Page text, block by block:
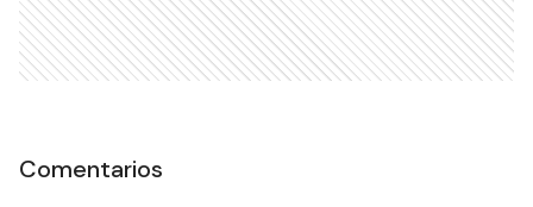
Comentarios